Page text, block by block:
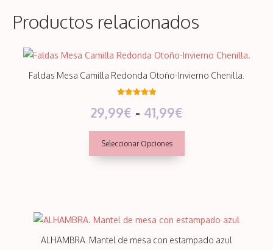
4,99€
en
página
Productos relacionados
Faldas Mesa Camilla Redonda Otoño-Invierno Chenilla.
de 5
29,99€ - 41,99€Rango
de
precios:
hasta
Seleccionar Opciones
Este
producto
ALHAMBRA. Mantel de mesa con estampado azul
producto